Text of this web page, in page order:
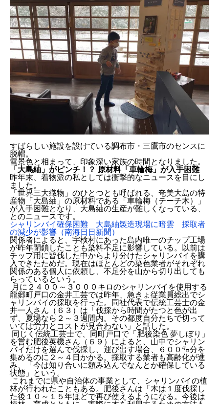
すばらしい施設を設けている調布市・三鷹市のセンスに
脱帽。
雪景色と相まって、印象深い家族の時間となりました。
「大島紬」がピンチ！？ 原材料「車輪梅」が入手困難
昨年末、着物派の私としては衝撃的なニュースを目にし
ました。
「世界三大織物」のひとつとも呼ばれる、奄美大島の特
産物「大島紬」の原材料である「車輪梅（テーチ木）」
が入手困難となり、大島紬の生産が難しくなっている、
とのニュースです。
シャリンバイ確保困難 大島紬製造現場に暗雲 採取者
の減少が影響（南海日日新聞）
関係者によると、宇検村にあった島内唯一のチップ工場
が昨年閉鎖したことも染料不足に影響している。以前は
チップ用に皆伐した中からより分けたシャリンバイを購
入できたためだ。現在はほとんどの染色業者がそれぞれ
関係のある個人に依頼し、不足分を山から切り出しても
らっているという。
月に２４００～３０００キロのシャリンバイを使用する
龍郷町戸口の金井工芸では昨年、急きょ従業員総出でシ
ャリンバイの採取を行った。同社代表で伝統工芸士の金
井一人さん（６３）は「伐採から時間がたつと色が出
ず、夏場なら２～３週間内。その都度自分たちで切って
いては労力とコストが見合わない」と話した。
同じく伝統工芸士で、同町戸口で「肥後染色 夢しぼり」
を営む肥後英機さん（６９）によると、山中でシャリン
バイだけを選んで伐採し、運び出す場合、６００㌔分を
集めるのに２～４日かかる。採取する業者も高齢化が進
み、「今は知り合いに頼み込んでなんとか確保している
状態」という。
これまでに県や自治体の事業として、シャリンバイの植
林が行われたこともある。肥後さんは「木は１度伐採し
た後１０～１５年ほどで再び使えるようになる。今後は